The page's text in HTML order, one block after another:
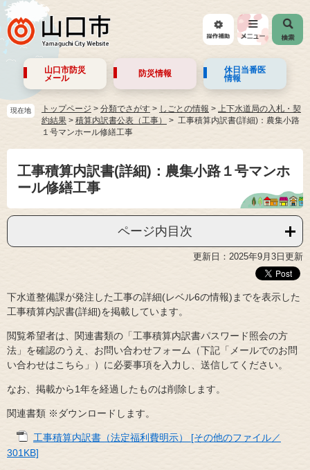
山口市防災
メール
防災情報
休日当番医
情報
現在地 トップページ > 分類でさがす > しごとの情報 >
上下水道局の入札・契
約結果 > 積算内訳書公表（工事）
工事積算内訳書(詳細)：農集小路
１号マンホール修繕工事
工事積算内訳書(詳細)：農集小路１号マンホ
ール修繕工事
ページ内目次
更新日：2025年9月3日更新
下水道整備課が発注した工事の詳細(レベル6の情報)までを表示した
工事積算内訳書(詳細)を掲載しています。
閲覧希望者は、関連書類の「工事積算内訳書パスワード照会の方
法」を確認のうえ、お問い合わせフォーム（下記「メールでのお問
い合わせはこちら」）に必要事項を入力し、送信してください。
なお、掲載から1年を経過したものは削除します。
関連書類 ※ダウンロードします。
工事積算内訳書（法定福利費明示） [その他のファイル／
301KB]